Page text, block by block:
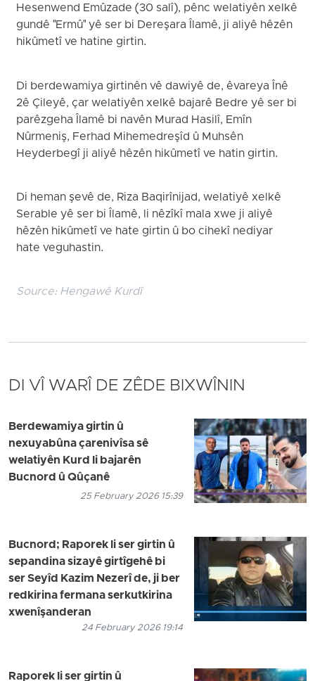
Hesenwend Emûzade (30 salî), pênc welatiyên xelkê
gundê "Ermû" yê ser bi Dereşara Îlamê, ji aliyê hêzên
hikûmetî ve hatine girtin.
Di berdewamiya girtinên vê dawiyê de, êvareya Înê
2ê Çileyê, çar welatiyên xelkê bajarê Bedre yê ser bi
parêzgeha Îlamê bi navên Murad Hasilî, Emîn
Nûrmeniş, Ferhad Mihemedreşîd û Muhsên
Heyderbegî ji aliyê hêzên hikûmetî ve hatin girtin.
Di heman şevê de, Riza Baqirînijad, welatiyê xelkê
Serable yê ser bi Îlamê, li nêzîkî mala xwe ji aliyê
hêzên hikûmetî ve hate girtin û bo cihekî nediyar
hate veguhastin.
Source: Hengawê Kurdî
DI VÎ WARÎ DE ZÊDE BIXWÎNIN
Berdewamiya girtin û
nexuyabûna çarenivîsa sê
welatiyên Kurd li bajarên
Bucnord û Qûçanê
25 February 2026 15:39
Bucnord; Raporek li ser girtin û
sepandina sizayê girtîgehê bi
ser Seyîd Kazim Nezerî de, ji ber
redkirina fermana serkutkirina
xwenîşanderan
24 February 2026 19:14
Raporek li ser girtin û